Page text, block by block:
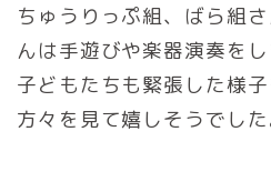
ちゅうりっぷ組、ばら組
んは手遊びや楽器演奏をし
子どもたちも緊張した様
方々を見て嬉しそうでした